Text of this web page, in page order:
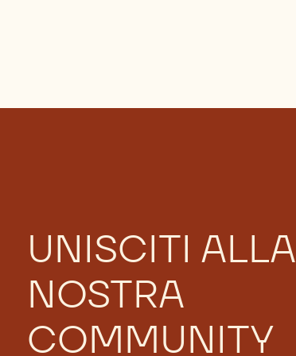
UNISCITI ALLA
NOSTRA
COMMUNITY